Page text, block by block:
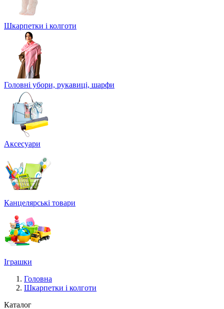
Шкарпетки і колготи
Головні убори, рукавиці, шарфи
Аксесуари
Канцелярські товари
Іграшки
Головна
Шкарпетки і колготи
Каталог